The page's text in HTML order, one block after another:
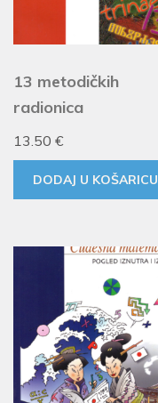
13 metodičkih
radionica
13.50 €
DODAJ U KOŠARICU